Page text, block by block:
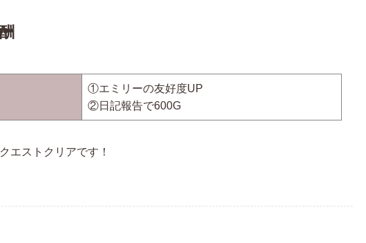
①エミリーの友好度UP
②日記報告で600G
エストクリアです！